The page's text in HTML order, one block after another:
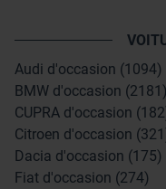
Audi d'occasion (1094)
BMW d'occasion (2181)
CUPRA d'occasion
Citroen d'occasion
Dacia d'occasion (175)
Fiat d'occasion (274)